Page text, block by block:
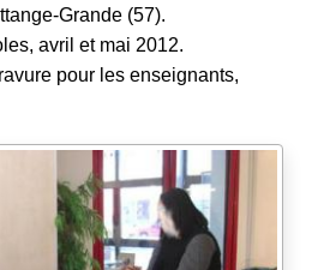
Grande (57).
avril et mai 2012.
pour les enseignants,